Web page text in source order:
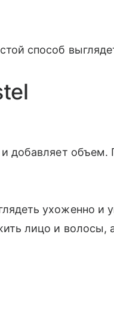
способ
добавляет
ухоженно и
лицо и волосы,